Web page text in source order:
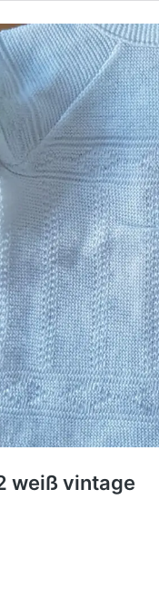
weiß vintage